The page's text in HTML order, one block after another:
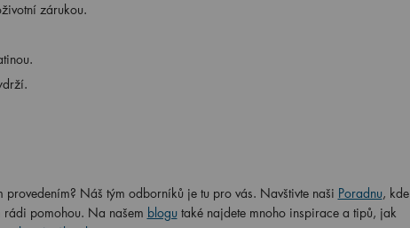
zárukou.
Náš tým odborníků je tu pro vás. Navštivte naši Poradnu, kde
rádi pomohou. Na našem blogu také najdete mnoho inspirace a tipů, jak